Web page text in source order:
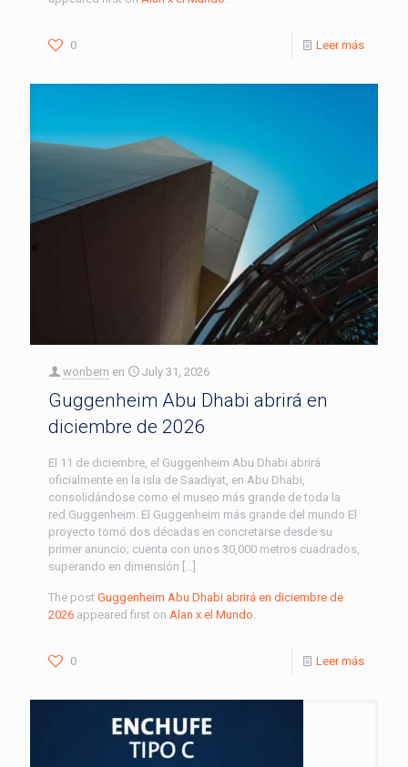
0 Leer más
wonbern en July 31, 2026
Guggenheim Abu Dhabi abrirá en
diciembre de 2026
El 11 de diciembre, el Guggenheim Abu Dhabi abrirá
oficialmente en la isla de Saadiyat, en Abu Dhabi,
consolidándose como el museo más grande de toda la
red Guggenheim. El Guggenheim más grande del mundo El
proyecto tomó dos décadas en concretarse desde su
primer anuncio; cuenta con unos 30,000 metros cuadrados,
superando en dimensión […]
The post Guggenheim Abu Dhabi abrirá en diciembre de
2026 appeared first on Alan x el Mundo
0 Leer más